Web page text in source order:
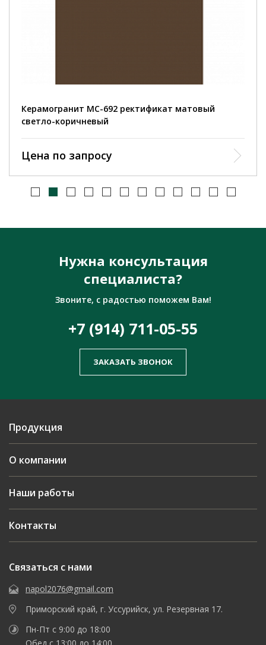
Керамогранит MC-692 ректификат матовый
светло-коричневый
Цена по запросу
Нужна консультация
специалиста?
Звоните, с радостью поможем Вам!
+7 (914) 711-05-55
ЗАКАЗАТЬ ЗВОНОК
Продукция
О компании
Наши работы
Контакты
Связаться с нами
napol2076@gmail.com
Приморский край, г. Уссурийск, ул. Резервная 17.
Пн-Пт с 9:00 до 18:00